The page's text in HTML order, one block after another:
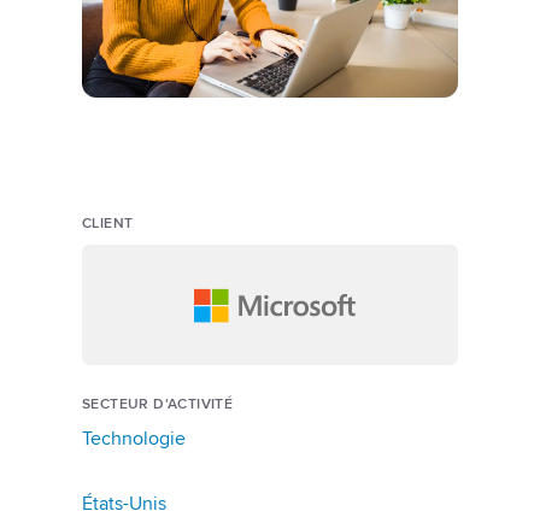
CLIENT
SECTEUR D'ACTIVITÉ
Technologie
États-Unis